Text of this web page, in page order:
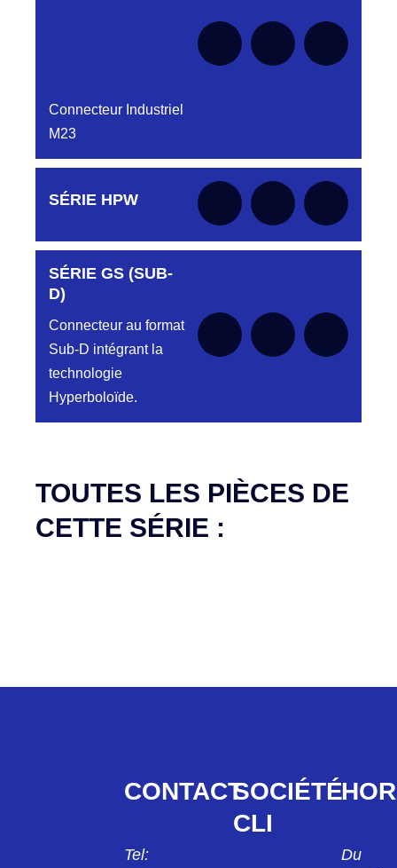
Connecteur Industriel
M23
Aucune pièce disponible pour cette série pour
le moment
SÉRIE HPW
Aucune pièce disponible pour cette série pour
SÉRIE GS (SUB-
D)
Connecteur au format
Sub-D intégrant la
technologie
Hyperboloïde.
TOUTES LES PIÈCES DE
CETTE SÉRIE :
CONTACT
Tel:
SOCIÉTÉ
CLI
Du